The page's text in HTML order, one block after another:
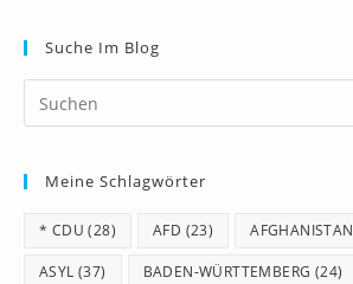
Suche Im Blog
Meine Schlagwörter
* CDU (28) AFD (23) AFGHANISTAN
ASYL (37) BADEN-WÜRTTEMBERG (24)